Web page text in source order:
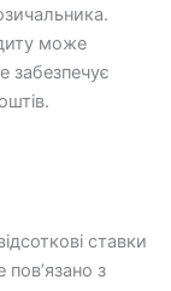
може
забезпечує
ставки
з